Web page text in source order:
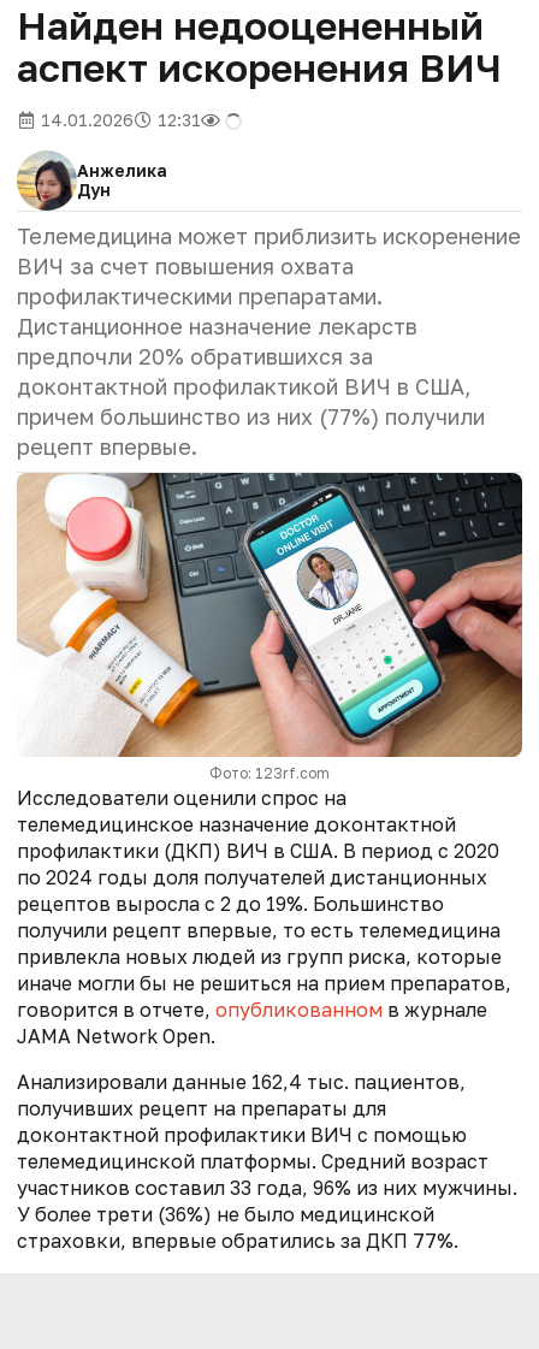
Найден недооцененный
аспект искоренения ВИЧ
14.01.2026 12:31
Анжелика
Дун
Телемедицина может приблизить искоренение
ВИЧ за счет повышения охвата
профилактическими препаратами.
Дистанционное назначение лекарств
предпочли 20% обратившихся за
доконтактной профилактикой ВИЧ в США,
причем большинство из них (77%) получили
рецепт впервые.
Фото: 123rf.com
Исследователи оценили спрос на
телемедицинское назначение доконтактной
профилактики (ДКП) ВИЧ в США. В период с 2020
по 2024 годы доля получателей дистанционных
рецептов выросла с 2 до 19%. Большинство
получили рецепт впервые, то есть телемедицина
привлекла новых людей из групп риска, которые
иначе могли бы не решиться на прием препаратов,
говорится в отчете, опубликованном в журнале
JAMA Network Open.
Анализировали данные 162,4 тыс. пациентов,
получивших рецепт на препараты для
доконтактной профилактики ВИЧ с помощью
телемедицинской платформы. Средний возраст
участников составил 33 года, 96% из них мужчины.
У более трети (36%) не было медицинской
страховки, впервые обратились за ДКП 77%.